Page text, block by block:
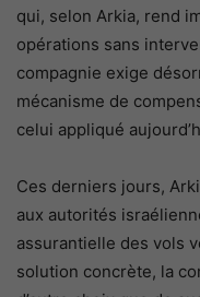
qui, selon Arkia, rend
opérations sans
compagnie exige
mécanisme de
celui appliqué
Ces derniers jours,
aux autorités
assurantielle des vols
solution concrète, la